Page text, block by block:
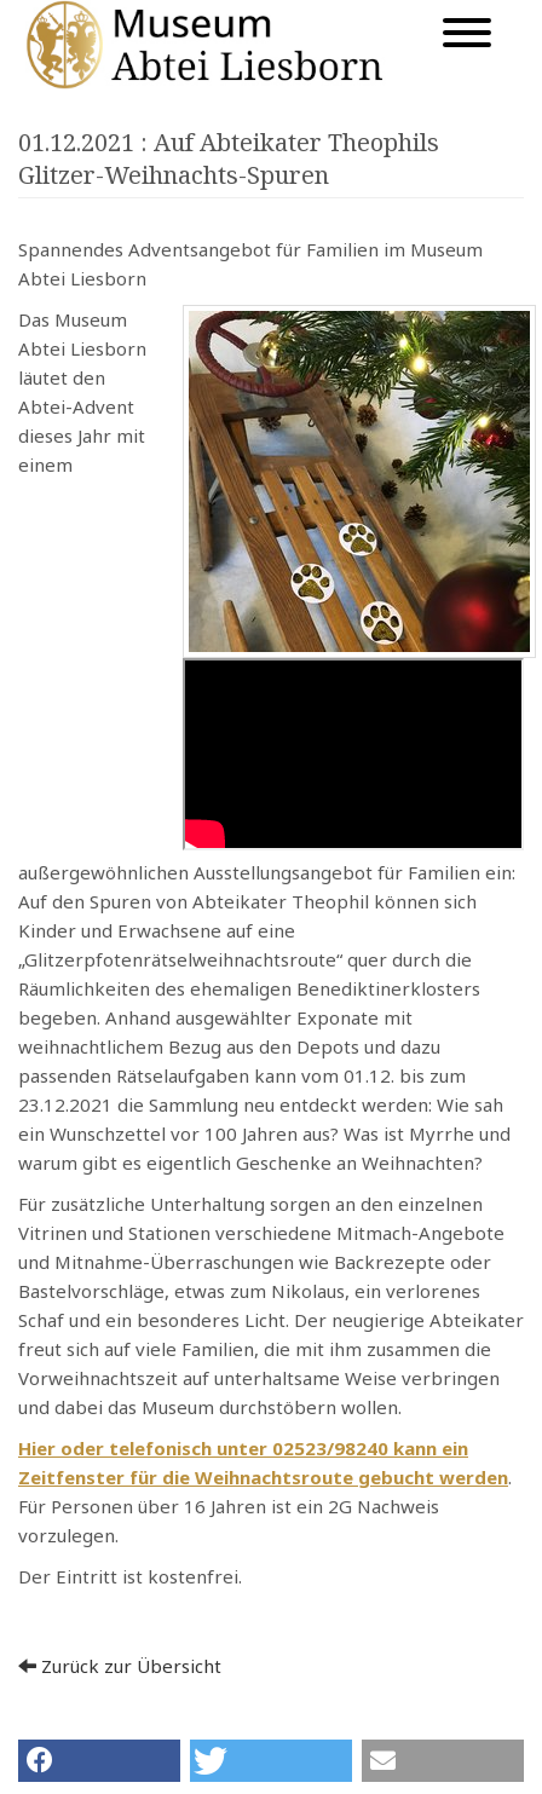
01.12.2021 : Auf Abteikater Theophils
Glitzer-Weihnachts-Spuren
Spannendes Adventsangebot für Familien im Museum
Abtei Liesborn
Das Museum
Abtei Liesborn
läutet den
Abtei-Advent
dieses Jahr mit
einem
außergewöhnlichen Ausstellungsangebot für Familien ein:
Auf den Spuren von Abteikater Theophil können sich
Kinder und Erwachsene auf eine
„Glitzerpfotenrätselweihnachtsroute“ quer durch die
Räumlichkeiten des ehemaligen Benediktinerklosters
begeben. Anhand ausgewählter Exponate mit
weihnachtlichem Bezug aus den Depots und dazu
passenden Rätselaufgaben kann vom 01.12. bis zum
23.12.2021 die Sammlung neu entdeckt werden: Wie sah
ein Wunschzettel vor 100 Jahren aus? Was ist Myrrhe und
warum gibt es eigentlich Geschenke an Weihnachten?
Für zusätzliche Unterhaltung sorgen an den einzelnen
Vitrinen und Stationen verschiedene Mitmach-Angebote
und Mitnahme-Überraschungen wie Backrezepte oder
Bastelvorschläge, etwas zum Nikolaus, ein verlorenes
Schaf und ein besonderes Licht. Der neugierige Abteikater
freut sich auf viele Familien, die mit ihm zusammen die
Vorweihnachtszeit auf unterhaltsame Weise verbringen
und dabei das Museum durchstöbern wollen.
Hier oder telefonisch unter 02523/98240 kann ein
Zeitfenster für die Weihnachtsroute gebucht werden.
Für Personen über 16 Jahren ist ein 2G Nachweis
vorzulegen.
Der Eintritt ist kostenfrei.
Zurück zur Übersicht